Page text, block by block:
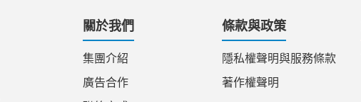
關於我們
集團介紹
廣告合作
條款與政策
隱私權聲明與服務條款
著作權聲明